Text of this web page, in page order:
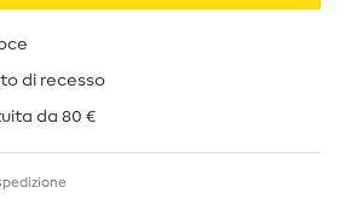
di recesso
da 80 €